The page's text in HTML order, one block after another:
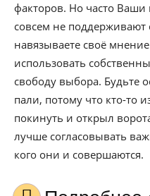
факторов. Но часто
совсем не
навязываете своё
использовать
свободу выбора. Будьте
пали, потому что кто-то
покинуть и открыл
лучше согласовывать
кого они и совершаются.